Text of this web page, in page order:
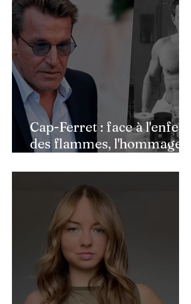
Cap-Ferret : face à l'enfer
des flammes, l'hommage
héros de l'ombre